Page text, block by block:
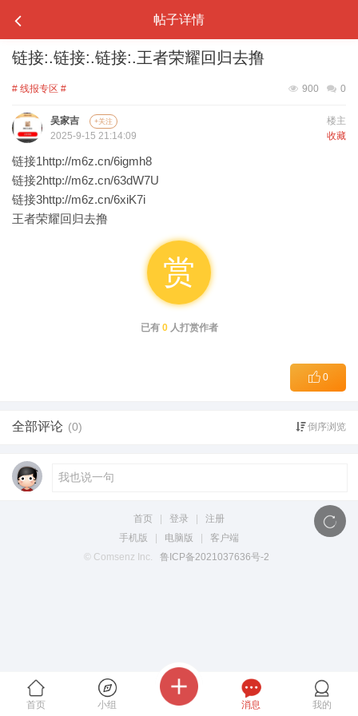
帖子详情
链接:.链接:.链接:.王者荣耀回归去撸
# 线报专区 # 0
900
楼主
吴家吉 +关注
收藏
2025-9-15 21:14:09
链接1http://m6z.cn/6igmh8
链接2http://m6z.cn/63dW7U
链接3http://m6z.cn/6xiK7i
王者荣耀回归去撸
赏
已有 0人打赏作者
0
全部评论 (0) 倒序浏览
首页 登录
注册
手机版
电脑版
客户端
© Comsenz Inc.
鲁ICP备2021037636号-2
首页 小组 消息 我的